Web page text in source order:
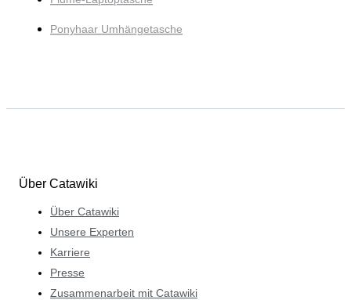
Ponyhaar Umhängetasche
Über Catawiki
Über Catawiki
Unsere Experten
Karriere
Presse
Zusammenarbeit mit Catawiki